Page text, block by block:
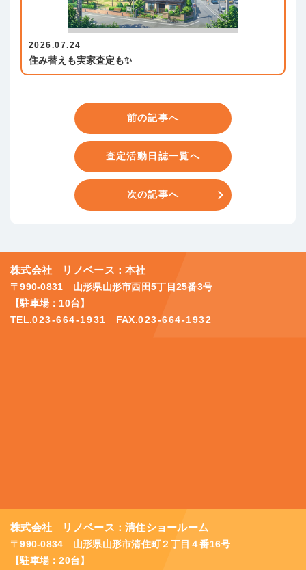
2026.07.24
住み替えも実家査定も✨
前の記事へ
査定活動日誌一覧へ
次の記事へ
株式会社 リノベース：本社
〒990-0831 山形県山形市西田5丁目25番3号
【駐車場：10台】
TEL.023-664-1931 FAX.023-664-1932
株式会社 リノベース：清住ショールーム
〒990-0834 山形県山形市清住町２丁目４番16号
【駐車場：20台】